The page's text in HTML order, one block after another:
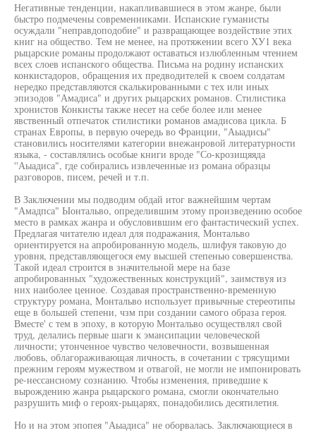
Негативные тенденции, накапливавшиеся в этом жанре, были
быстро подмечены современниками. Испанские гуманисты
осуждали "неправдоподобие" и развращающее воздействие этих
книг на общество. Тем не менее, на протяжении всего ХУ1 века
рыцарские романы продолжают оставаться излюбленным чтением
всех слоев испанского общества. Письма на родину испанских
конкистадоров, обращения их предводителей к своем солдатам
нередко представляются скалькированными с тех или иных
эпизодов "Амадиса" и других рыцарских романов. Стилистика
хронистов Конкисты также несет на себе более или менее
явственный отпечаток стилистики романов амадисова цикла. Б
странах Европы, в первую очередь во Франции, "Аыадисы"
становились носителями категории внежанровой литературности
языка, - составлялись особые книги вроде "Со-крозищяяда
''Аыадиса", где собирались извлеченные из романа образцы
разговоров, писем, речей и т.п.
В Заключении мы подводим обдай итог важнейшим чертам
"Амадпса" Ыонтальво, определившим этому произведению особое
место в рамках жанра и обусловившим его фантастический успех.
Предлагая читателю идеал для подражания, Монтальво
ориентируется на апробированную модель, шлифуя таковую до
уровня, представляющегося ему высшей степенью совершенства.
Такой идеал строится в значительной мере на базе
апробированных "художественных конструкций", заимствуя из
них наиболее ценное. Создавая пространственно-временную
структуру романа, Монтальво использует привычные стереотипы
еще в большей степени, чзм при создании самого образа героя.
Вместе' с тем в эпоху, в которую Монтальво осуществлял свой
труд, делались первые шаги к эмансипации человеческой
личности; утонченное чувство человечности, возвышенная
любовь, облагораживающая личность, в сочетании с трясущими
прежним героям мужеством и отвагой, не могли не импонировать
ре-нессансному сознанию. Чтобы изменения, приведшие к
вырождению жанра рыцарского романа, смогли окончательно
разрушить миф о героях-рыцарях, понадобились десятилетия.
Но и на этом эпопея "Аыадиса" не оборвалась. Заключающиеся в